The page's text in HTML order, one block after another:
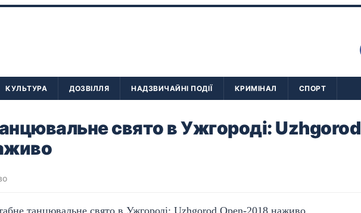
КУЛЬТУРА ДОЗВІЛЛЯ НАДЗВИЧАЙНІ ПОДІЇ КРИМІНАЛ СПОРТ
свято в Ужгороді: Uzhgorod